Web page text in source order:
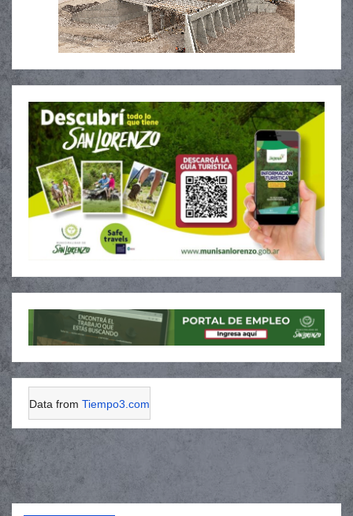
Data from Tiempo3.com